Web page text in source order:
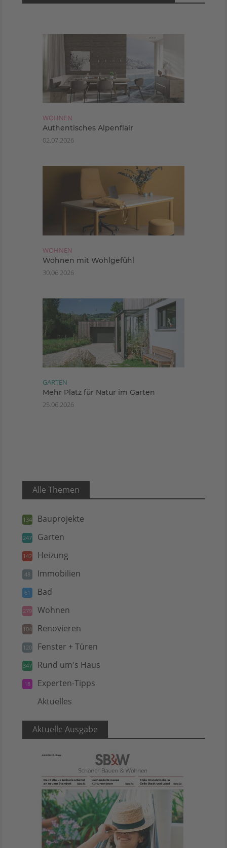
WOHNEN
Authentisches Alpenflair
02.07.2026
WOHNEN
Wohnen mit Wohlgefühl
30.06.2026
GARTEN
Mehr Platz für Natur im Garten
25.06.2026
Alle Themen
134 Bauprojekte
247 Garten
142 Heizung
48 Immobilien
61 Bad
279 Wohnen
104 Renovieren
120 Fenster + Türen
347 Rund um's Haus
18 Experten-Tipps
Aktuelles
Aktuelle Ausgabe